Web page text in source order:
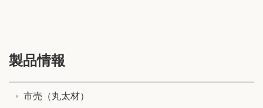
製品情報
市売（丸太材）